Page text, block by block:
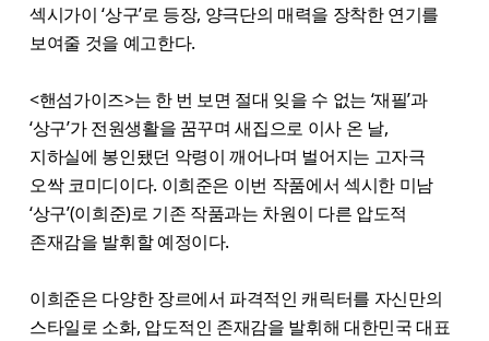
섹시가이 ‘상구’로 등장, 양극단의 매력을 장착한 연기를
보여줄 것을 예고한다.
<핸섬가이즈>는 한 번 보면 절대 잊을 수 없는 ‘재필’과
‘상구’가 전원생활을 꿈꾸며 새집으로 이사 온 날,
지하실에 봉인됐던 악령이 깨어나며 벌어지는 고자극
오싹 코미디이다. 이희준은 이번 작품에서 섹시한 미남
‘상구’(이희준)로 기존 작품과는 차원이 다른 압도적
존재감을 발휘할 예정이다.
이희준은 다양한 장르에서 파격적인 캐릭터를 자신만의
스타일로 소화, 압도적인 존재감을 발휘해 대한민국 대표